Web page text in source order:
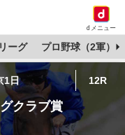
dメニュー
ーグ プロ野球（2軍）
1日 12R
クラブ賞